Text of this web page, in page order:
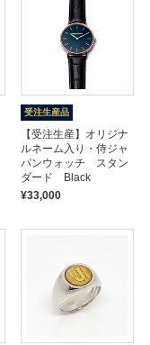
受注生産品
【受注生産】オリジナ
ルネーム入り・侍ジャ
パンウォッチ スタン
ダード Black
¥33,000